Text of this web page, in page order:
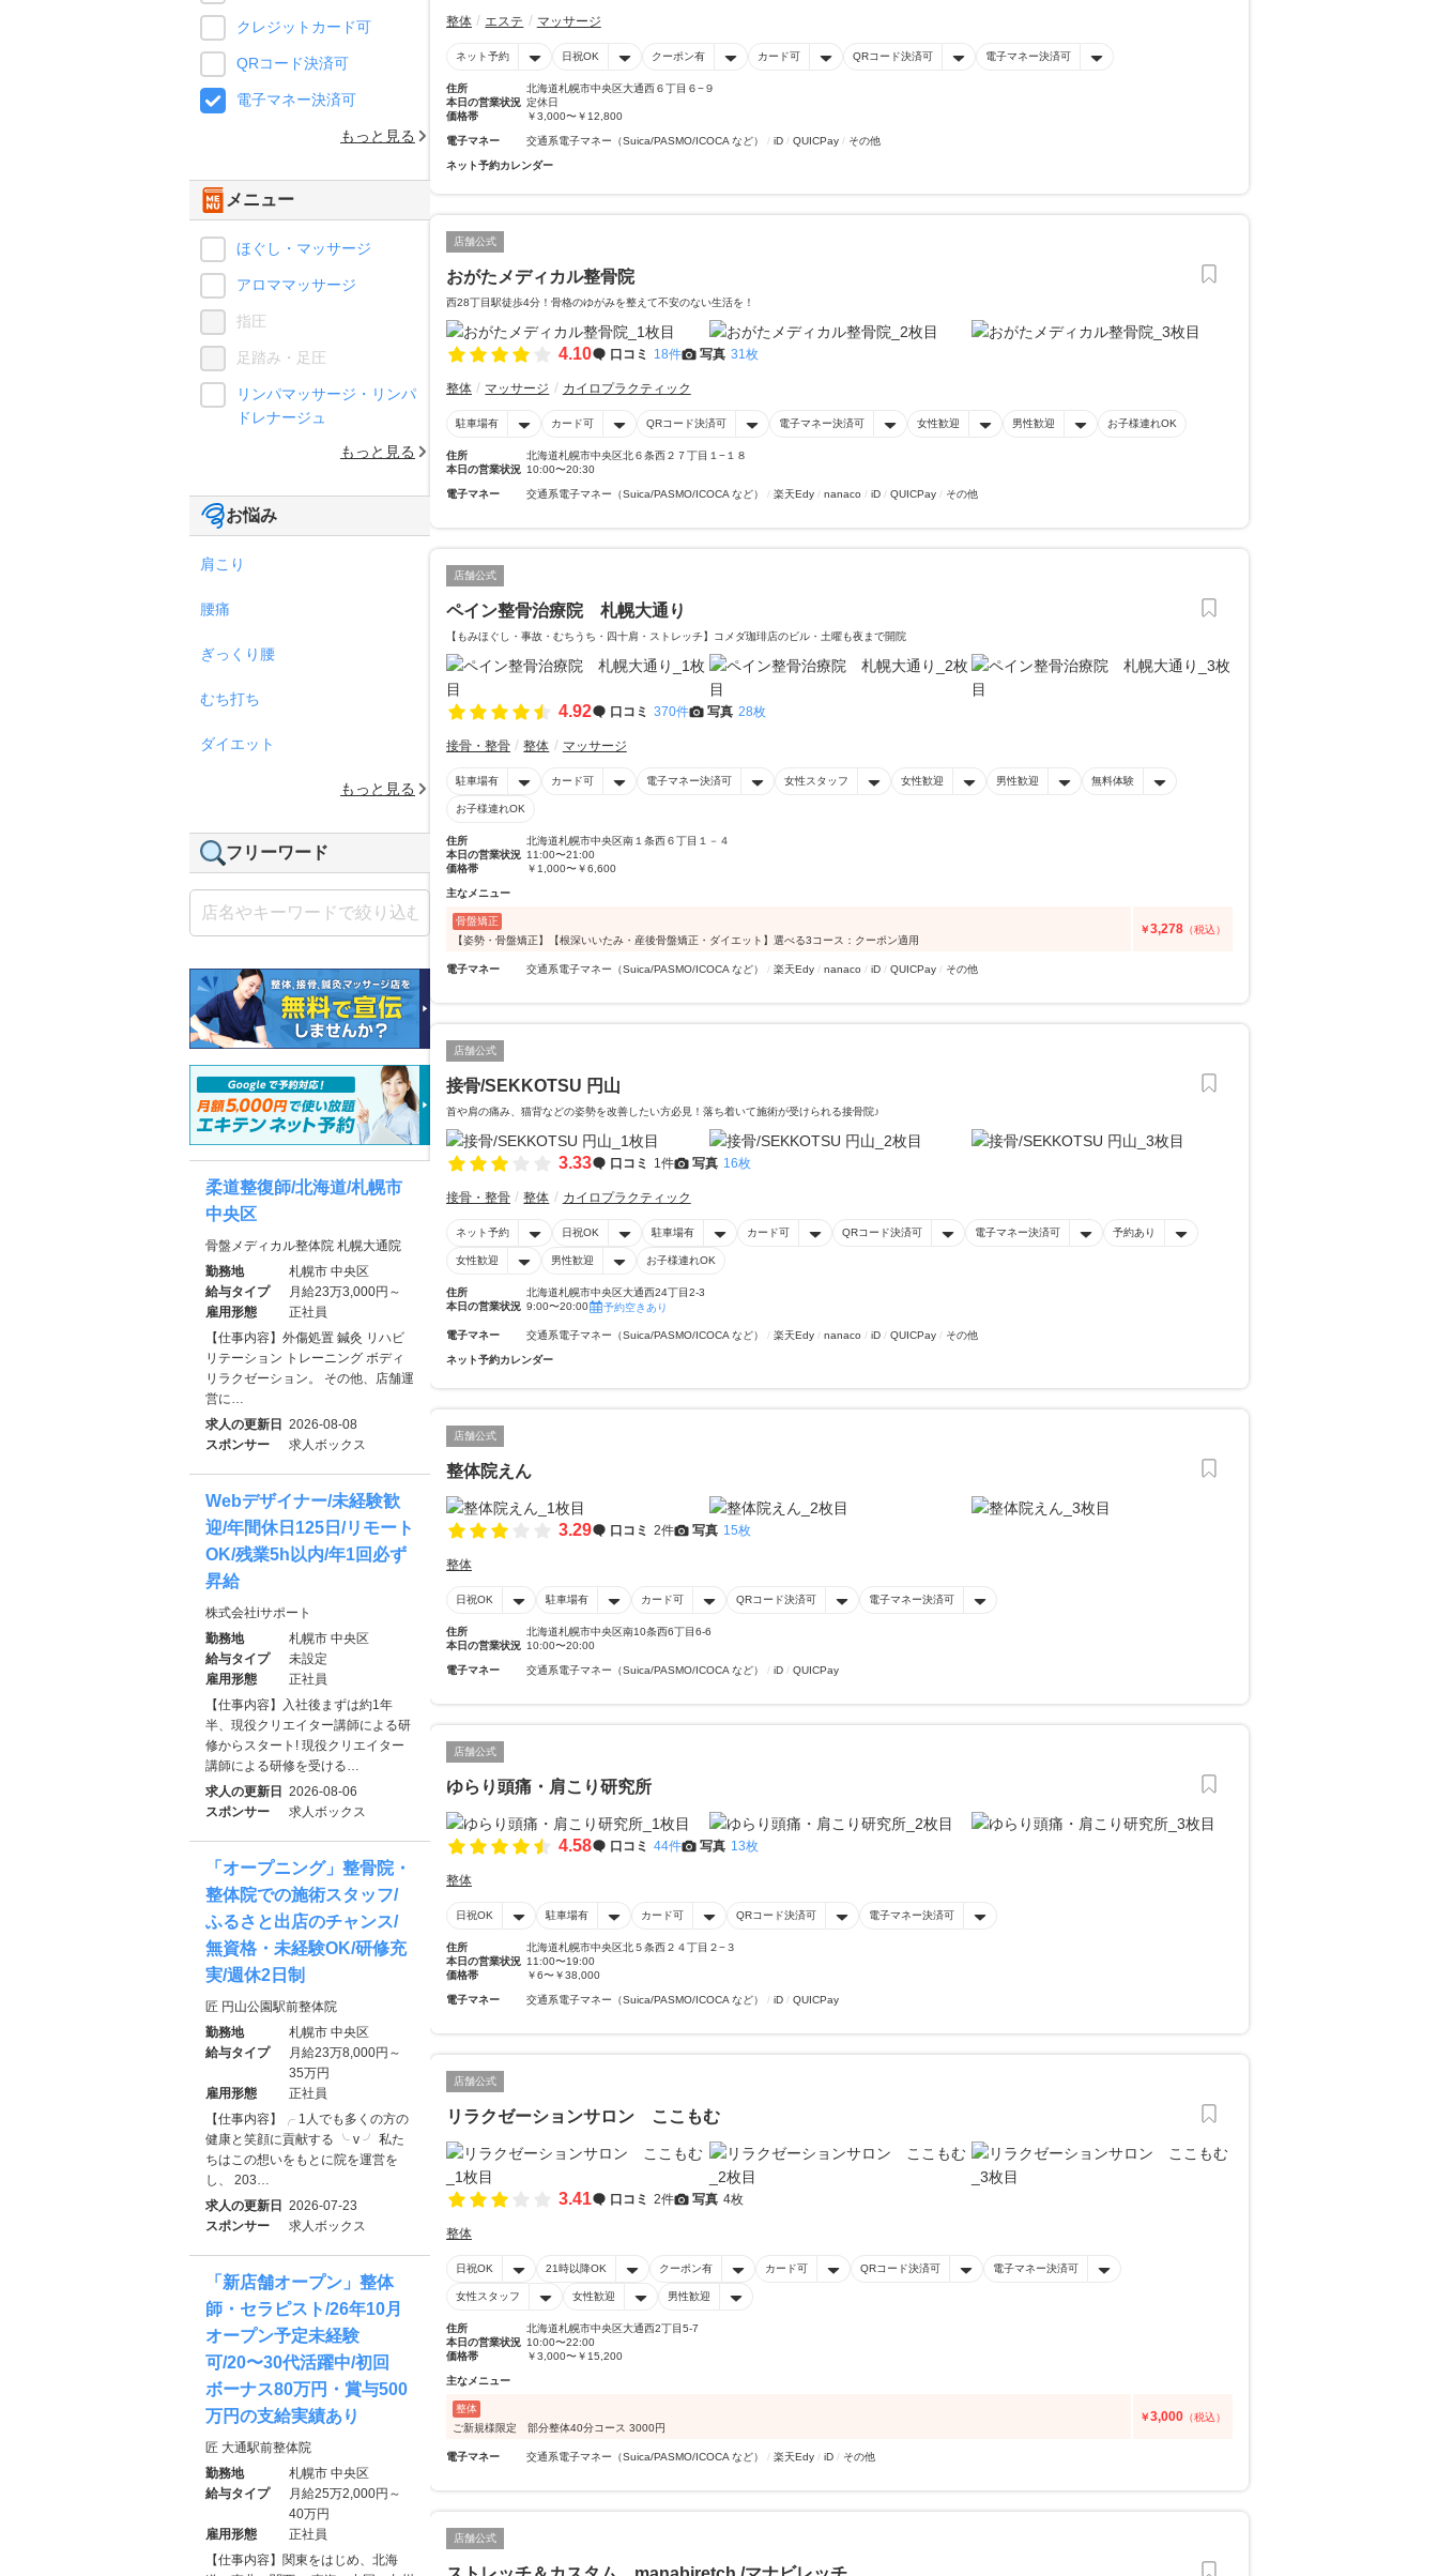
整体 エステ マッサージ
ネット予約 日祝OK クーポン有 カード可 QRコード決済可 電子マネー決済可
住所
北海道札幌市中央区大通西６丁目６−９
本日の営業状況 定休日
価格帯
￥3,000〜￥12,800
電子マネー 交通系電子マネー（Suica/PASMO/ICOCA など） iD QUICPay その他
ネット予約カレンダー
店舗公式
おがたメディカル整骨院
西28丁目駅徒歩4分！骨格のゆがみを整えて不安のない生活を！
4.10 口コミ 18件 写真 31枚
整体 マッサージ カイロプラクティック
駐車場有 カード可 QRコード決済可 電子マネー決済可 女性歓迎 男性歓迎 お子様連れOK
住所
北海道札幌市中央区北６条西２７丁目１−１８
本日の営業状況 10:00〜20:30
電子マネー 交通系電子マネー（Suica/PASMO/ICOCA など） 楽天Edy nanaco iD QUICPay その他
店舗公式
ペイン整骨治療院 札幌大通り
【もみほぐし・事故・むちうち・四十肩・ストレッチ】コメダ珈琲店のビル・土曜も夜まで開院
4.92 口コミ 370件 写真 28枚
接骨・整骨 整体 マッサージ
駐車場有 カード可 電子マネー決済可 女性スタッフ 女性歓迎 男性歓迎 無料体験
お子様連れOK
住所
北海道札幌市中央区南１条西６丁目１－４
本日の営業状況 11:00〜21:00
価格帯
￥1,000〜￥6,600
主なメニュー
骨盤矯正
【姿勢・骨盤矯正】【根深いいたみ・産後骨盤矯正・ダイエット】選べる3コース：クーポン適用
￥3,278 （税込）
電子マネー 交通系電子マネー（Suica/PASMO/ICOCA など） 楽天Edy nanaco iD QUICPay その他
店舗公式
接骨/SEKKOTSU 円山
首や肩の痛み、猫背などの姿勢を改善したい方必見！落ち着いて施術が受けられる接骨院♪
3.33 口コミ 1件 写真 16枚
接骨・整骨 整体 カイロプラクティック
ネット予約 日祝OK 駐車場有 カード可 QRコード決済可 電子マネー決済可 予約あり
女性歓迎 男性歓迎 お子様連れOK
住所
北海道札幌市中央区大通西24丁目2-3
本日の営業状況 9:00〜20:00 予約空きあり
電子マネー 交通系電子マネー（Suica/PASMO/ICOCA など） 楽天Edy nanaco iD QUICPay その他
ネット予約カレンダー
店舗公式
整体院えん
3.29 口コミ 2件 写真 15枚
整体
日祝OK 駐車場有 カード可 QRコード決済可 電子マネー決済可
住所
北海道札幌市中央区南10条西6丁目6-6
本日の営業状況 10:00〜20:00
電子マネー 交通系電子マネー（Suica/PASMO/ICOCA など） iD QUICPay
店舗公式
ゆらり頭痛・肩こり研究所
4.58 口コミ 44件 写真 13枚
整体
日祝OK 駐車場有 カード可 QRコード決済可 電子マネー決済可
住所
北海道札幌市中央区北５条西２４丁目２−３
本日の営業状況 11:00〜19:00
価格帯
￥6〜￥38,000
電子マネー 交通系電子マネー（Suica/PASMO/ICOCA など） iD QUICPay
店舗公式
リラクゼーションサロン ここもむ
3.41 口コミ 2件 写真 4枚
整体
日祝OK 21時以降OK クーポン有 カード可 QRコード決済可 電子マネー決済可
女性スタッフ 女性歓迎 男性歓迎
住所
北海道札幌市中央区大通西2丁目5-7
本日の営業状況 10:00〜22:00
価格帯
￥3,000〜￥15,200
主なメニュー
整体
ご新規様限定 部分整体40分コース 3000円
￥3,000 （税込）
電子マネー 交通系電子マネー（Suica/PASMO/ICOCA など） 楽天Edy iD その他
店舗公式
クレジットカード可
QRコード決済可
電子マネー決済可
もっと見る
メニュー
ほぐし・マッサージ
アロママッサージ
指圧
足踏み・足圧
リンパマッサージ・リンパ
ドレナージュ
もっと見る
お悩み
肩こり
腰痛
ぎっくり腰
むち打ち
ダイエット
もっと見る
フリーワード
柔道整復師/北海道/札幌市
中央区
骨盤メディカル整体院 札幌大通院
勤務地
札幌市 中央区
給与タイプ
月給23万3,000円～
雇用形態
正社員
【仕事内容】外傷処置 鍼灸 リハビ
リテーション トレーニング ボディ
リラクゼーション。 その他、店舗運
営に…
求人の更新日 2026-08-08
スポンサー
求人ボックス
Webデザイナー/未経験歓
迎/年間休日125日/リモート
OK/残業5h以内/年1回必ず
昇給
株式会社iサポート
勤務地
札幌市 中央区
給与タイプ
未設定
雇用形態
正社員
【仕事内容】入社後まずは約1年
半、現役クリエイター講師による研
修からスタート! 現役クリエイター
講師による研修を受ける…
求人の更新日 2026-08-06
スポンサー
求人ボックス
「オープニング」整骨院・
整体院での施術スタッフ/
ふるさと出店のチャンス/
無資格・未経験OK/研修充
実/週休2日制
匠 円山公園駅前整体院
勤務地
札幌市 中央区
給与タイプ
月給23万8,000円～
35万円
雇用形態
正社員
【仕事内容】╭ 1人でも多くの方の
健康と笑顔に貢献する ╰ v ╯ 私た
ちはこの想いをもとに院を運営を
し、 203…
求人の更新日 2026-07-23
スポンサー
求人ボックス
「新店舗オープン」整体
師・セラピスト/26年10月
オープン予定未経験
可/20〜30代活躍中/初回
ボーナス80万円・賞与500
万円の支給実績あり
匠 大通駅前整体院
勤務地
札幌市 中央区
給与タイプ
月給25万2,000円～
40万円
雇用形態
正社員
【仕事内容】関東をはじめ、北海